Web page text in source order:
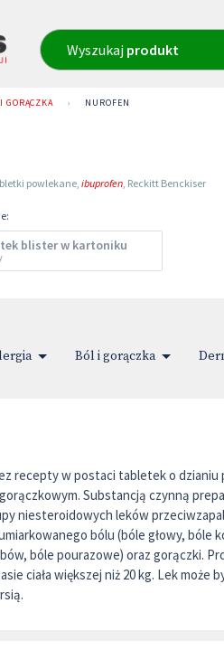
Wyszukaj produkt
GORĄCZKA › NUROFEN
powlekane, ibuprofen, Reckitt Benckiser
:
blister w kartoniku
Ból i gorączka
recepty w postaci tabletek o dzianiu
Substancją czynną
niesteroidowych leków
bólu (bóle głowy, bóle
bóle pourazowe) oraz gorączki.
ciała większej niż 20 kg. Lek może